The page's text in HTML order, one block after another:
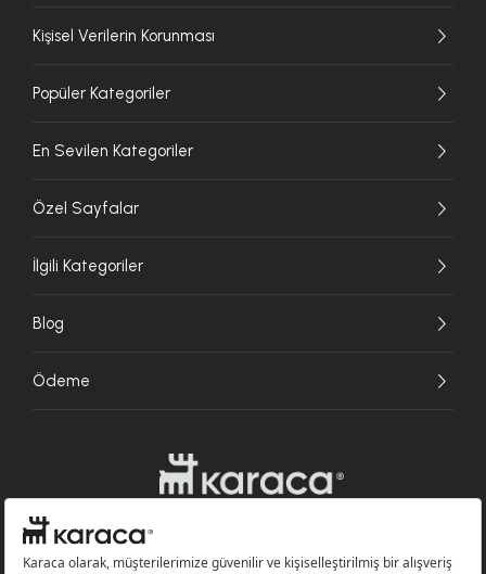
Kişisel Verilerin Korunması
Popüler Kategoriler
En Sevilen Kategoriler
Özel Sayfalar
İlgili Kategoriler
Blog
Ödeme